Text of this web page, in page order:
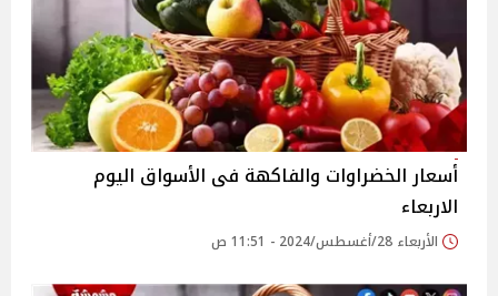
أسعار الخضراوات والفاكهة فى الأسواق‎‎ اليوم
الاربعاء
الأربعاء 28/أغسطس/2024 - 11:51 ص